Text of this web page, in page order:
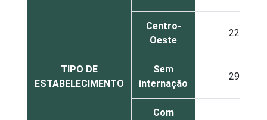
Centro-
Oeste
22
TIPO DE
ESTABELECIMENTO
Sem
internação
29
Com